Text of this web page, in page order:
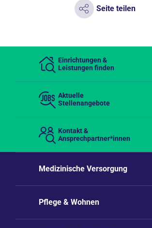
Seite teilen
Einrichtungen &
Leistungen finden
Aktuelle
Stellenangebote
Kontakt &
Ansprechpartner*innen
Medizinische Versorgung
Pflege & Wohnen